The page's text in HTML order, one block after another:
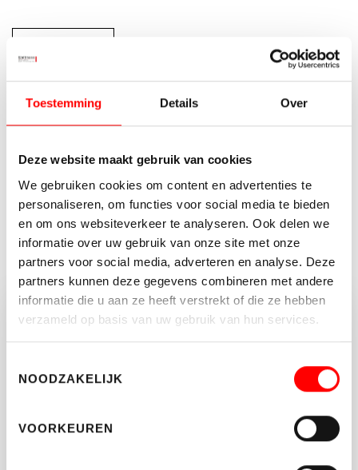
Toestemming Details Over
Deze website maakt gebruik van cookies
We gebruiken cookies om content en advertenties te
personaliseren, om functies voor social media te bieden
en om ons websiteverkeer te analyseren. Ook delen we
informatie over uw gebruik van onze site met onze
partners voor social media, adverteren en analyse. Deze
partners kunnen deze gegevens combineren met andere
informatie die u aan ze heeft verstrekt of die ze hebben
verzameld op basis van uw gebruik van hun services.
NOODZAKELIJK
VOORKEUREN
Kenmerken
Status
Verkocht
Totale oppervlakte
868 m 2
MEER KENMERKEN
Vragen of opmerkingen?
Makelaars.
BEDRIJVEN@WALTMANN.NL